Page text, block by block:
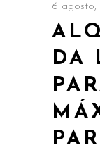
6 agosto,
DA